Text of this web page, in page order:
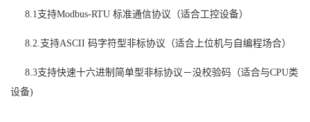
8.1 支持Modbus-RTU 标准通信协议（适合工控设备）
8.2. 支持ASCII 码字符型非标协议（适合上位机与自编程场合）
8.3支持快速十六进制简单型非标协议－没校验码（适合与CPU类
设备)